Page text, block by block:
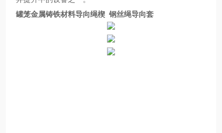
罐笼金属铸铁材料导向绳楔 钢丝绳导向套